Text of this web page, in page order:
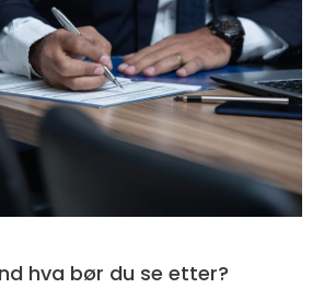
Advokat Ålesund hva bør du se etter?